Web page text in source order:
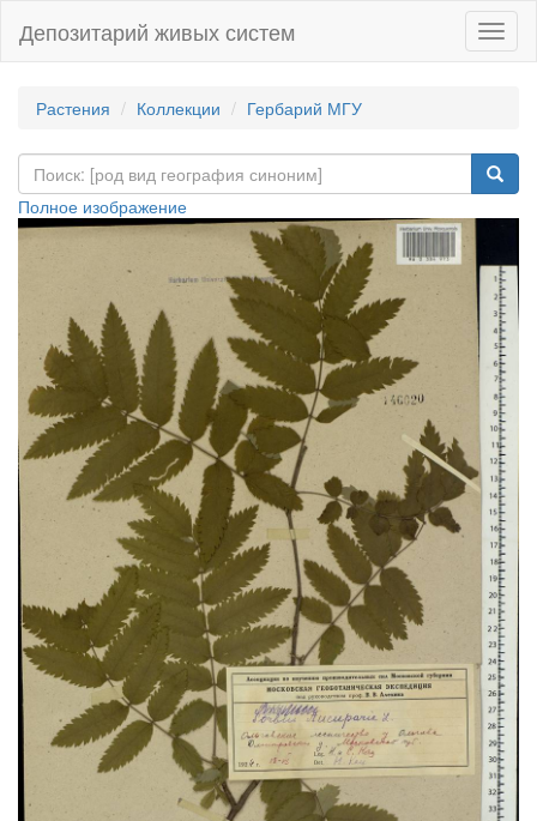
Депозитарий живых систем
Растения Коллекции Гербарий МГУ
Полное изображение